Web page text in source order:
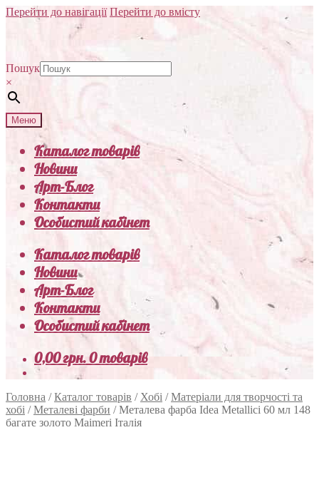
Перейти до навігації Перейти до вмісту
Пошук
×
Меню
Каталог товарів
Новини
Арт-Блог
Контакти
Особистий кабінет
Каталог товарів
Новини
Арт-Блог
Контакти
Особистий кабінет
0,00грн.0 товарів
Головна /Каталог товарів / Хобі /Матеріали для творчості та
хобі /Металеві фарби /Металева фарба Idea Metallici 60 мл 148
багате золото Maimeri Італія